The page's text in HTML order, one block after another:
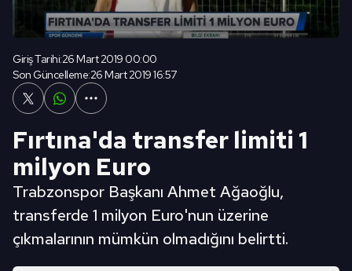
Giriş Tarihi:26 Mart 2019 00:00
Son Güncelleme:26 Mart 2019 16:57
Fırtına'da transfer limiti 1
milyon Euro
Trabzonspor Başkanı Ahmet Ağaoğlu,
transferde 1 milyon Euro'nun üzerine
çıkmalarının mümkün olmadığını belirtti.